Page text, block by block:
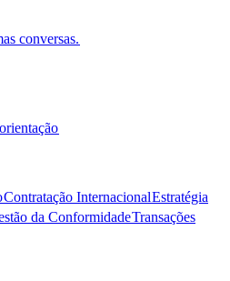
conversas.​​
Contratação Internacional​​Estratégia
da Conformidade​​Transações